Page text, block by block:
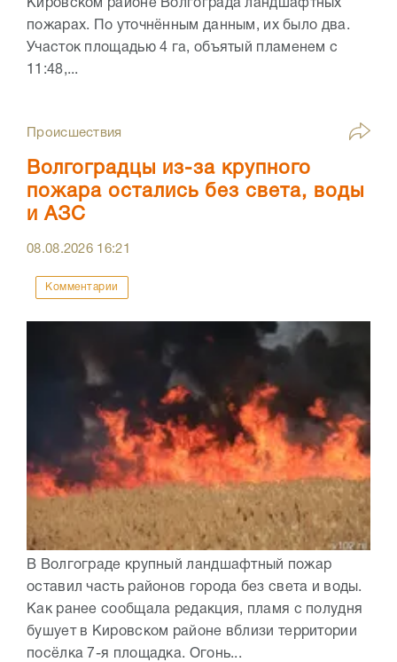
Кировском районе Волгограда ландшафтных
пожарах. По уточнённым данным, их было два.
Участок площадью 4 га, объятый пламенем с
11:48,...
Происшествия
Волгоградцы из-за крупного
пожара остались без света, воды
и АЗС
08.08.2026 16:21
Комментарии
В Волгограде крупный ландшафтный пожар
оставил часть районов города без света и воды.
Как ранее сообщала редакция, пламя с полудня
бушует в Кировском районе вблизи территории
посёлка 7-я площадка. Огонь...